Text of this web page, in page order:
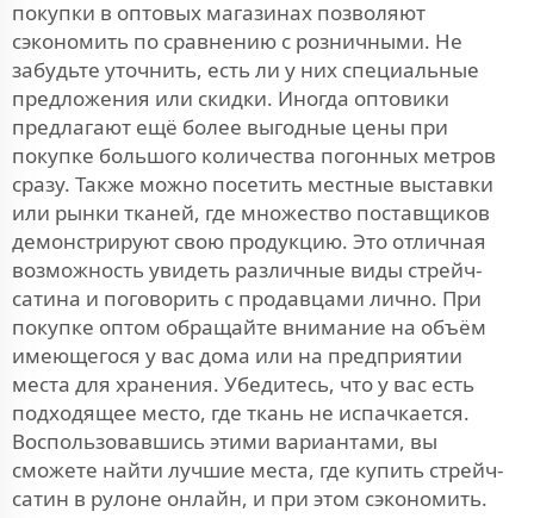
покупки в оптовых магазинах позволяют
сэкономить по сравнению с розничными. Не
забудьте уточнить, есть ли у них специальные
предложения или скидки. Иногда оптовики
предлагают ещё более выгодные цены при
покупке большого количества погонных метров
сразу. Также можно посетить местные выставки
или рынки тканей, где множество поставщиков
демонстрируют свою продукцию. Это отличная
возможность увидеть различные виды стрейч-
сатина и поговорить с продавцами лично. При
покупке оптом обращайте внимание на объём
имеющегося у вас дома или на предприятии
места для хранения. Убедитесь, что у вас есть
подходящее место, где ткань не испачкается.
Воспользовавшись этими вариантами, вы
сможете найти лучшие места, где купить стрейч-
сатин в рулоне онлайн, и при этом сэкономить.